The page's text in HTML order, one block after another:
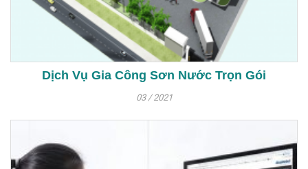
Dịch Vụ Gia Công Sơn Nước Trọn Gói
03 / 2021